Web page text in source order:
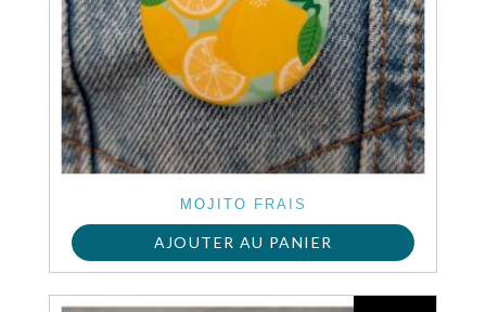
MOJITO FRAIS
AJOUTER AU PANIER